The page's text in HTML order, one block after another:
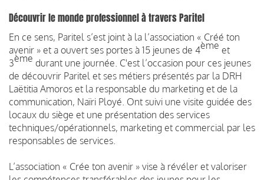
Découvrir le monde professionnel à travers Paritel
En ce sens, Paritel s’est joint à la l’association « Créé ton
avenir » et a ouvert ses portes à 15 jeunes de 4ème et
3ème durant une journée. C'est l’occasion pour ces jeunes
de découvrir Paritel et ses métiers présentés par la DRH
Laëtitia Amoros et la responsable du marketing et de la
communication, Naïri Ployé. Ont suivi une visite guidée des
locaux du siège et une présentation des services
techniques/opérationnels, marketing et commercial par les
responsables de services.
L’association « Crée ton avenir » vise à révéler et valoriser